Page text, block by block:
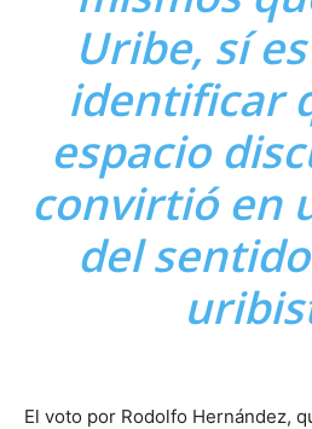
Uribe, sí
identificar
espacio
convirtió en
del
El voto por Rodolfo Hernández,